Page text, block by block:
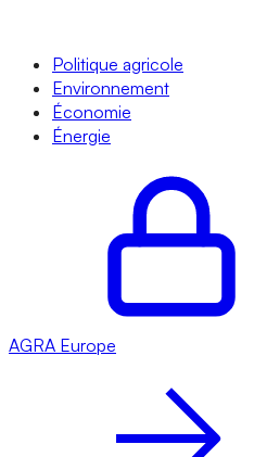
Politique agricole
Environnement
Économie
Énergie
AGRA Europe